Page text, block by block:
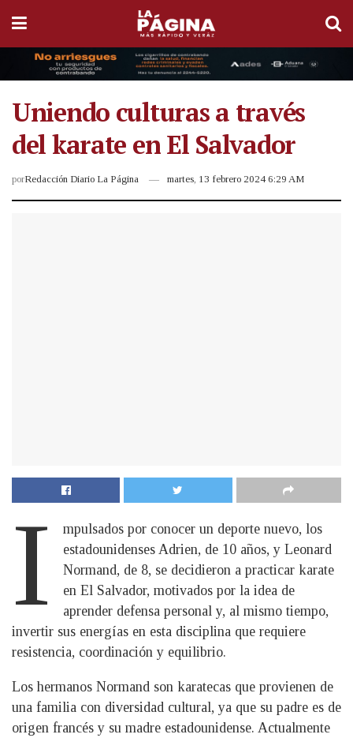
Uniendo culturas a través
del karate en El Salvador
porRedacción Diario La Página martes, 13 febrero 2024 6:29 AM
I
mpulsados por conocer un deporte nuevo, los
estadounidenses Adrien, de 10 años, y Leonard
Normand, de 8, se decidieron a practicar karate
en El Salvador, motivados por la idea de
aprender defensa personal y, al mismo tiempo,
invertir sus energías en esta disciplina que requiere
resistencia, coordinación y equilibrio.
Los hermanos Normand son karatecas que provienen de
una familia con diversidad cultural, ya que su padre es de
origen francés y su madre estadounidense. Actualmente